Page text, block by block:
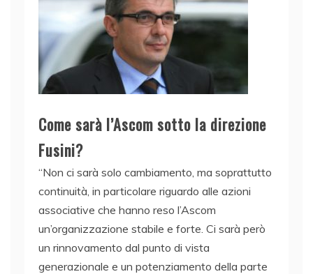
Come sarà l’Ascom sotto la direzione
Fusini?
“Non ci sarà solo cambiamento, ma soprattutto
continuità, in particolare riguardo alle azioni
associative che hanno reso l’Ascom
un’organizzazione stabile e forte. Ci sarà però
un rinnovamento dal punto di vista
generazionale e un potenziamento della parte